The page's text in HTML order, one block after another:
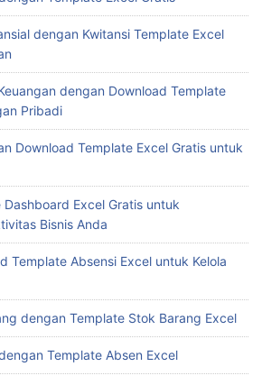
dengan Kwitansi Template Excel
dengan Download Template
Pribadi
Download Template Excel Gratis untuk
Excel Gratis untuk
Bisnis Anda
Template Absensi Excel untuk Kelola
dengan Template Stok Barang Excel
Template Absen Excel